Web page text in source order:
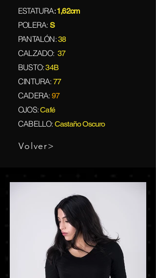
ESTATURA:1,62cm
POLERA: S
PANTALÓN:38
CALZADO: 37
BUSTO:34B
CINTURA: 77
CADERA: 97
OJOS:Café
CABELLO: Castaño Oscuro
Volver>